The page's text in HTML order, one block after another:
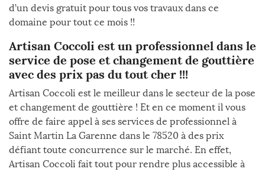
d’un devis gratuit pour tous vos travaux dans ce
domaine pour tout ce mois !!
Artisan Coccoli est un professionnel dans le
service de pose et changement de gouttière
avec des prix pas du tout cher !!!
Artisan Coccoli est le meilleur dans le secteur de la pose
et changement de gouttière ! Et en ce moment il vous
offre de faire appel à ses services de professionnel à
Saint Martin La Garenne dans le 78520 à des prix
défiant toute concurrence sur le marché. En effet,
Artisan Coccoli fait tout pour rendre plus accessible à